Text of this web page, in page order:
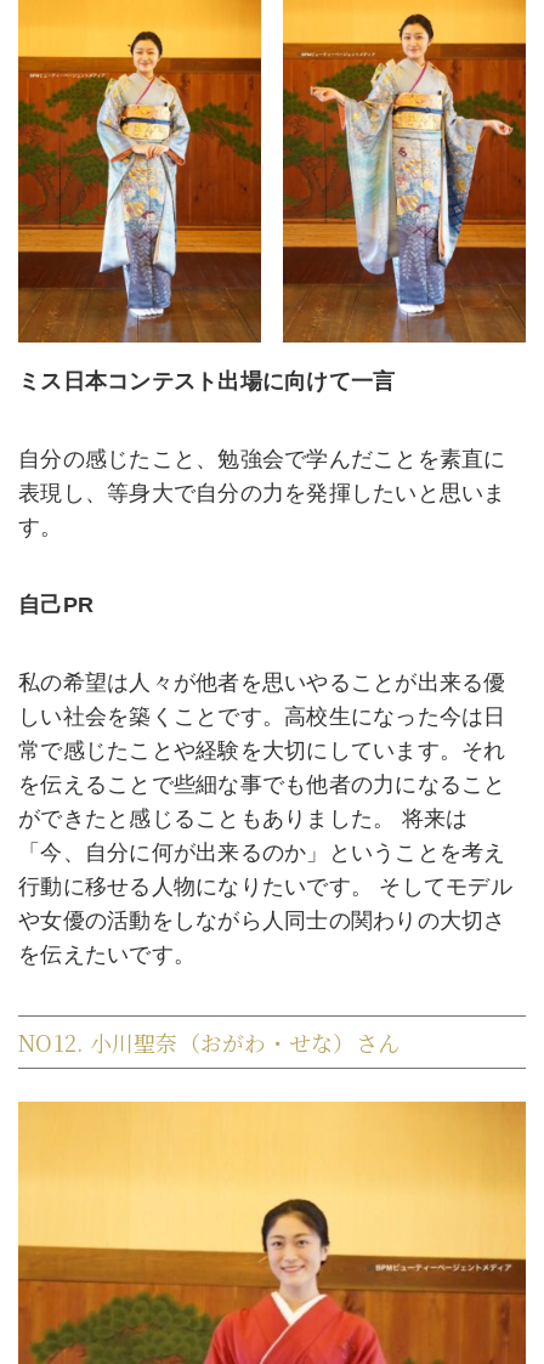
ミス日本コンテスト出場に向けて一言
自分の感じたこと、勉強会で学んだことを素直に
表現し、等身大で自分の力を発揮したいと思いま
す。
自己PR
私の希望は人々が他者を思いやることが出来る優
しい社会を築くことです。高校生になった今は日
常で感じたことや経験を大切にしています。それ
を伝えることで些細な事でも他者の力になること
ができたと感じることもありました。 将来は
「今、自分に何が出来るのか」ということを考え
行動に移せる人物になりたいです。 そしてモデル
や女優の活動をしながら人同士の関わりの大切さ
を伝えたいです。
NO12. 小川聖奈（おがわ・せな）さん